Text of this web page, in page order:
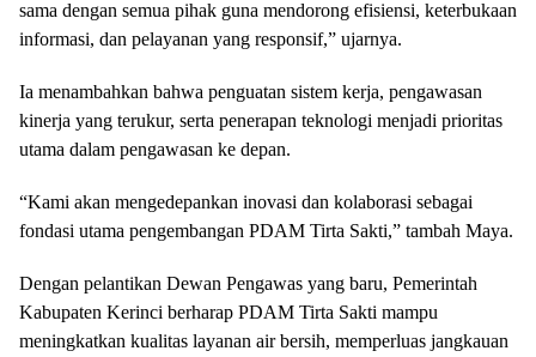
sama dengan semua pihak guna mendorong efisiensi, keterbukaan
informasi, dan pelayanan yang responsif,” ujarnya.
Ia menambahkan bahwa penguatan sistem kerja, pengawasan
kinerja yang terukur, serta penerapan teknologi menjadi prioritas
utama dalam pengawasan ke depan.
“Kami akan mengedepankan inovasi dan kolaborasi sebagai
fondasi utama pengembangan PDAM Tirta Sakti,” tambah Maya.
Dengan pelantikan Dewan Pengawas yang baru, Pemerintah
Kabupaten Kerinci berharap PDAM Tirta Sakti mampu
meningkatkan kualitas layanan air bersih, memperluas jangkauan